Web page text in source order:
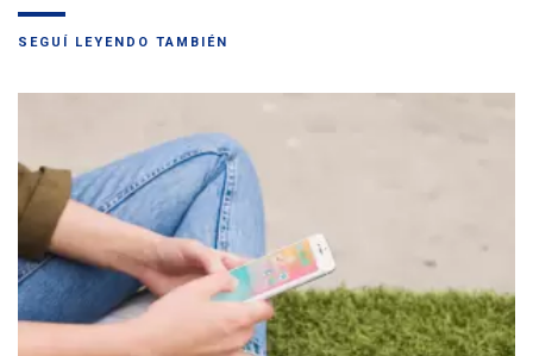
SEGUÍ LEYENDO TAMBIÉN